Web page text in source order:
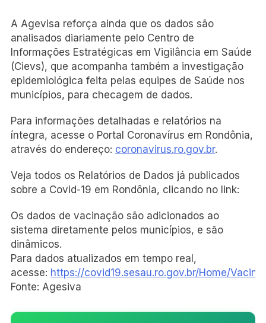
A Agevisa reforça ainda que os dados são
analisados diariamente pelo Centro de
Informações Estratégicas em Vigilância em Saúde
(Cievs), que acompanha também a investigação
epidemiológica feita pelas equipes de Saúde nos
municípios, para checagem de dados.
Para informações detalhadas e relatórios na
íntegra, acesse o Portal Coronavírus em Rondônia,
através do endereço: coronavirus.ro.gov.br.
Veja todos os Relatórios de Dados já publicados
sobre a Covid-19 em Rondônia, clicando no link:
Os dados de vacinação são adicionados ao
sistema diretamente pelos municípios, e são
dinâmicos.
Para dados atualizados em tempo real,
acesse: https://covid19.sesau.ro.gov.br/Home/Vacina
Fonte: Agesiva